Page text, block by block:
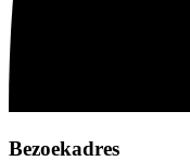
Bezoekadres